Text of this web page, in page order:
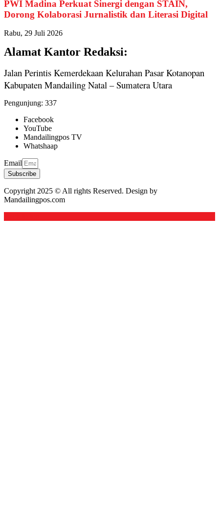
PWI Madina Perkuat Sinergi dengan STAIN,
Dorong Kolaborasi Jurnalistik dan Literasi Digital
Rabu, 29 Juli 2026
Alamat Kantor Redaksi:
Jalan Perintis Kemerdekaan Kelurahan Pasar Kotanopan
Kabupaten Mandailing Natal – Sumatera Utara
Pengunjung: 337
Facebook
YouTube
Mandailingpos TV
Whatshaap
Email
Subscribe
Copyright 2025 © All rights Reserved. Design by
Mandailingpos.com